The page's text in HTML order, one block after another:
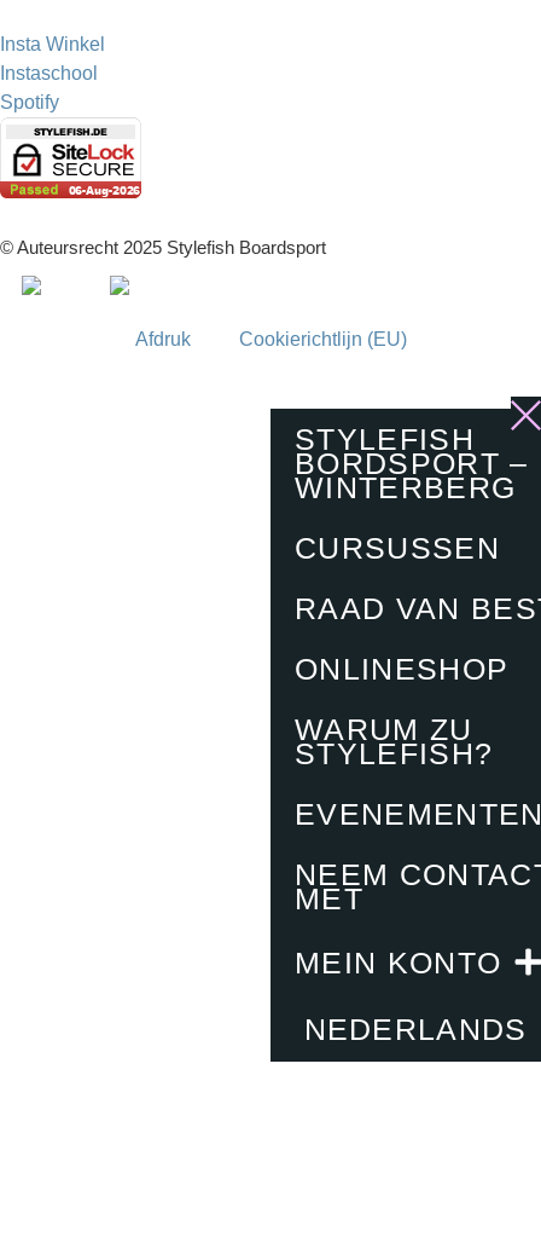
Insta Winkel
Instaschool
Spotify
© Auteursrecht 2025 Stylefish Boardsport
Afdruk Cookierichtlijn (EU)
STYLEFISH
BORDSPORT –
WINTERBERG
CURSUSSEN
RAAD VAN
ONLINESHOP
WARUM ZU
STYLEFISH?
NEEM
MET
MEIN KONTO
NEDERLANDS